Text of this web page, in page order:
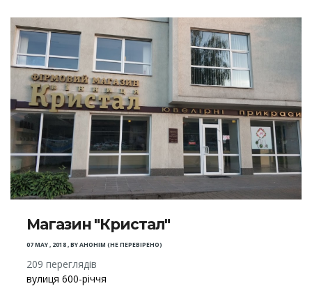
Магазин "Кристал"
07 MAY , 2018,BYАНОНІМ (НЕ ПЕРЕВІРЕНО)
209 переглядів
вулиця 600-річчя